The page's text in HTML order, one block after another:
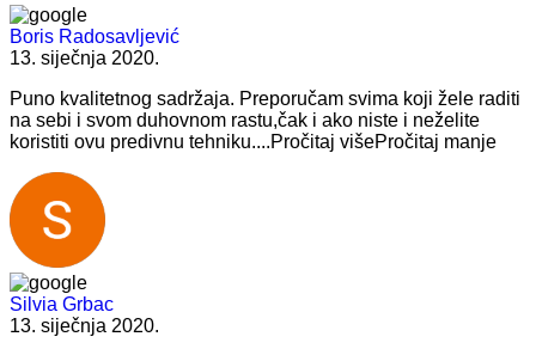
Boris Radosavljević
13. siječnja 2020.
Puno kvalitetnog sadržaja. Preporučam svima koji žele raditi
na sebi i svom duhovnom rastu,čak i ako niste i neželite
koristiti ovu predivnu tehniku....Pročitaj višePročitaj manje
Silvia Grbac
13. siječnja 2020.